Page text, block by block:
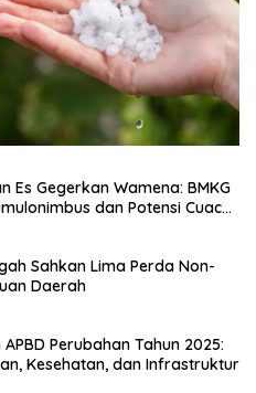
Es Gegerkan Wamena: BMKG
dan Potensi Cuaca
Sahkan Lima Perda Non-
Daerah
Perubahan Tahun 2025:
Kesehatan, dan Infrastruktur